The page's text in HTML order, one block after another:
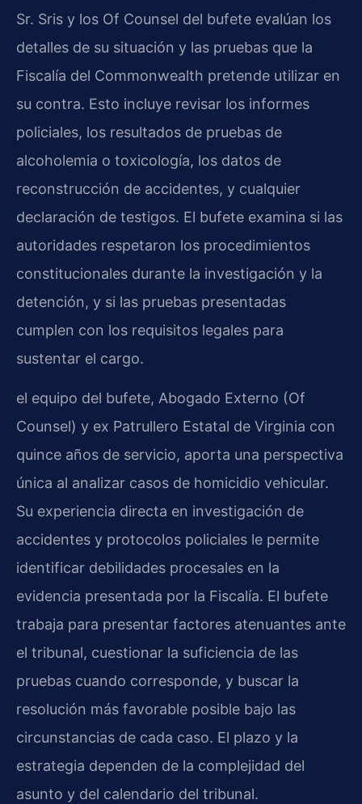
Sr. Sris y los Of Counsel del bufete evalúan los
detalles de su situación y las pruebas que la
Fiscalía del Commonwealth pretende utilizar en
su contra. Esto incluye revisar los informes
policiales, los resultados de pruebas de
alcoholemia o toxicología, los datos de
reconstrucción de accidentes, y cualquier
declaración de testigos. El bufete examina si las
autoridades respetaron los procedimientos
constitucionales durante la investigación y la
detención, y si las pruebas presentadas
cumplen con los requisitos legales para
sustentar el cargo.
el equipo del bufete, Abogado Externo (Of
Counsel) y ex Patrullero Estatal de Virginia con
quince años de servicio, aporta una perspectiva
única al analizar casos de homicidio vehicular.
Su experiencia directa en investigación de
accidentes y protocolos policiales le permite
identificar debilidades procesales en la
evidencia presentada por la Fiscalía. El bufete
trabaja para presentar factores atenuantes ante
el tribunal, cuestionar la suficiencia de las
pruebas cuando corresponde, y buscar la
resolución más favorable posible bajo las
circunstancias de cada caso. El plazo y la
estrategia dependen de la complejidad del
asunto y del calendario del tribunal.